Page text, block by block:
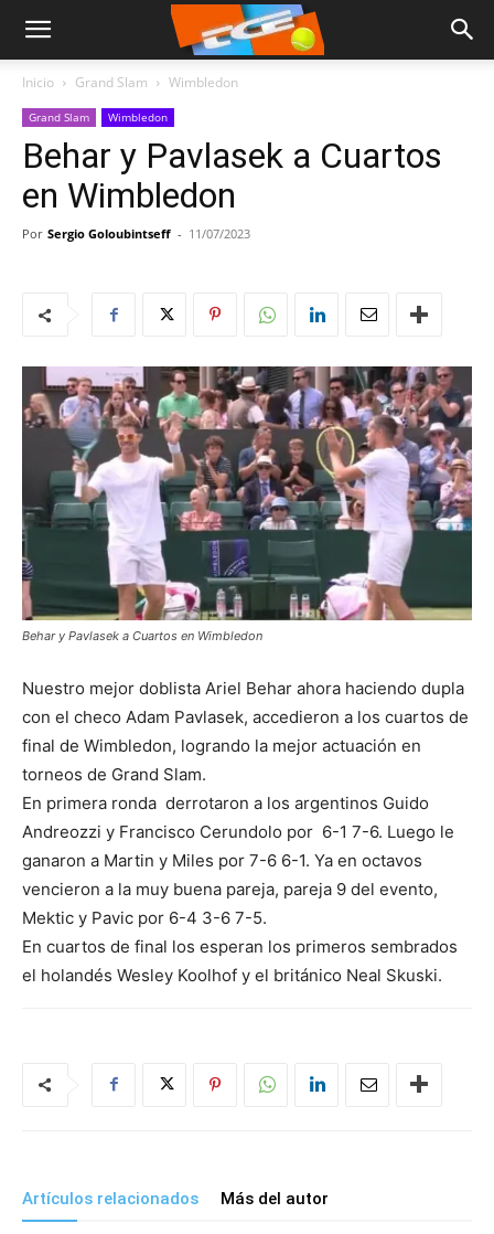
Inicio Grand Slam Wimbledon
Grand Slam Wimbledon
Behar y Pavlasek a Cuartos
en Wimbledon
Por Sergio Goloubintseff - 11/07/2023
Behar y Pavlasek a Cuartos en Wimbledon
Nuestro mejor doblista Ariel Behar ahora haciendo dupla
con el checo Adam Pavlasek, accedieron a los cuartos de
final de Wimbledon, logrando la mejor actuación en
torneos de Grand Slam.
En primera ronda derrotaron a los argentinos Guido
Andreozzi y Francisco Cerundolo por 6-1 7-6. Luego le
ganaron a Martin y Miles por 7-6 6-1. Ya en octavos
vencieron a la muy buena pareja, pareja 9 del evento,
Mektic y Pavic por 6-4 3-6 7-5.
En cuartos de final los esperan los primeros sembrados
el holandés Wesley Koolhof y el británico Neal Skuski.
Artículos relacionados Más del autor